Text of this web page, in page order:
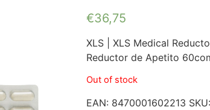
€36,75
XLS | XLS Medical
Reductor de Apetito
Out of stock
EAN: 8470001602213